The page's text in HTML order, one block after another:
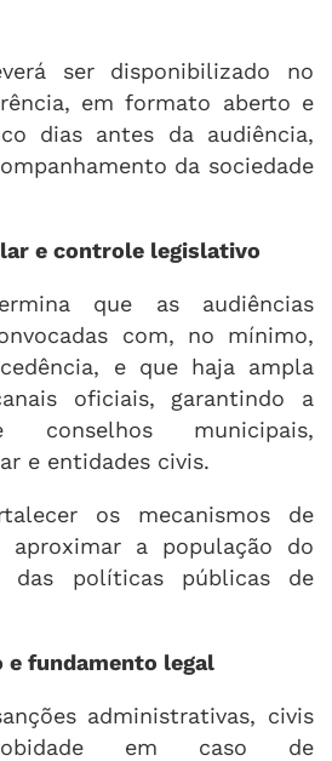
ser disponibilizado no
em formato aberto e
dias antes da audiência,
da sociedade
e controle legislativo
que as audiências
com, no mínimo,
e que haja ampla
oficiais, garantindo a
conselhos municipais,
e entidades civis.
os mecanismos de
a população do
das políticas públicas de
e fundamento legal
administrativas, civis
em caso de